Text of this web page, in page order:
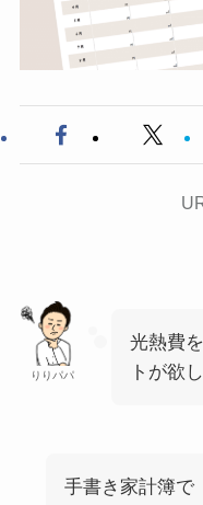
りりパパ
光熱費
トが欲
手書き家計簿で